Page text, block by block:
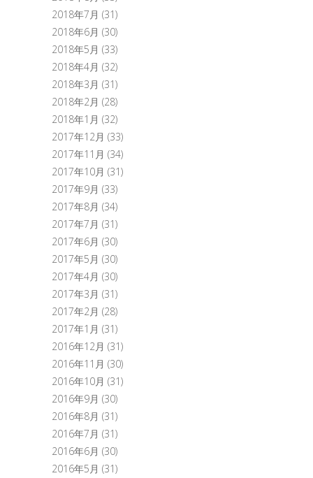
2018年7月 (31)
2018年6月 (30)
2018年5月 (33)
2018年4月 (32)
2018年3月 (31)
2018年2月 (28)
2018年1月 (32)
2017年12月 (33)
2017年11月 (34)
2017年10月 (31)
2017年9月 (33)
2017年8月 (34)
2017年7月 (31)
2017年6月 (30)
2017年5月 (30)
2017年4月 (30)
2017年3月 (31)
2017年2月 (28)
2017年1月 (31)
2016年12月 (31)
2016年11月 (30)
2016年10月 (31)
2016年9月 (30)
2016年8月 (31)
2016年7月 (31)
2016年6月 (30)
2016年5月 (31)